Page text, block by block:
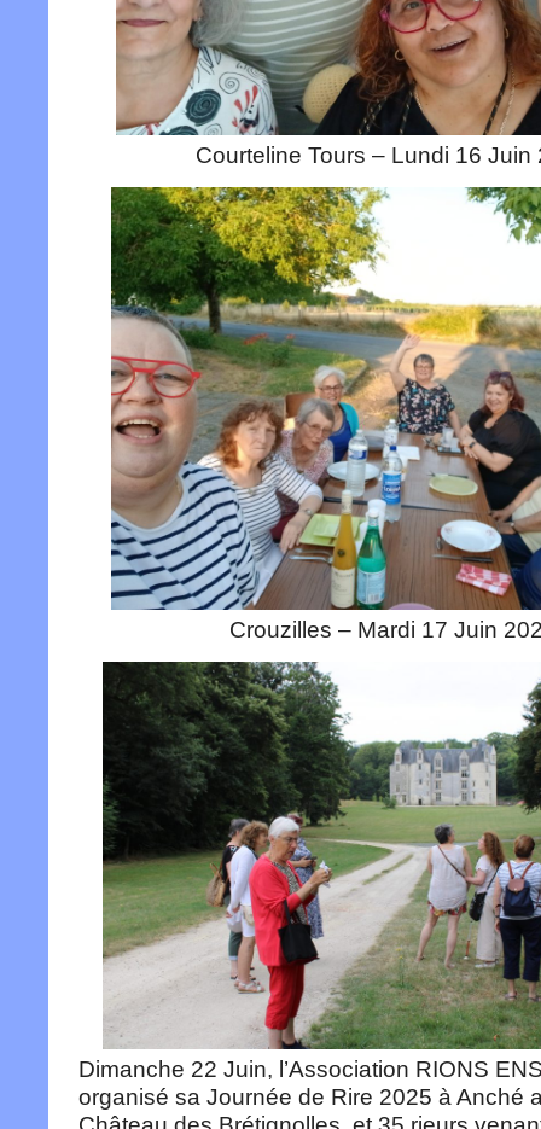
Courteline Tours – Lundi 16 Juin
Crouzilles – Mardi 17 Juin
Dimanche 22 Juin, l’Association RIONS
organisé sa Journée de Rire 2025 à Anché